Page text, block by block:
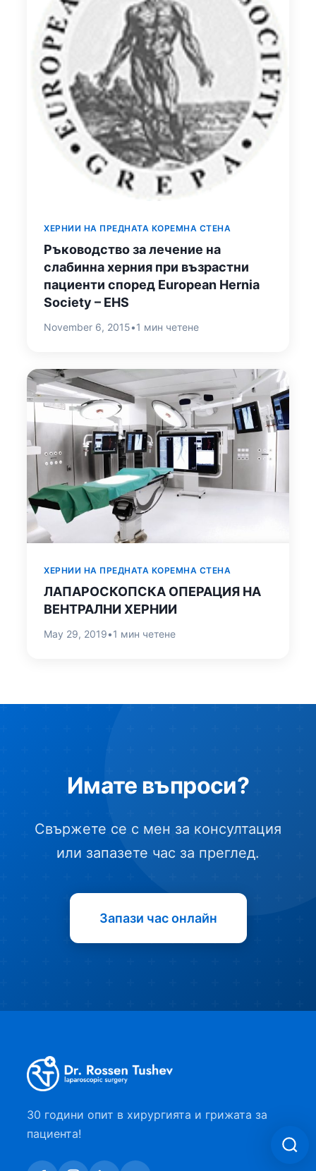
ХЕРНИИ НА ПРЕДНАТА КОРЕМНА СТЕНА
Ръководство за лечение на
слабинна херния при възрастни
пациенти според European Hernia
Society – EHS
November 6, 2015•1 мин четене
ХЕРНИИ НА ПРЕДНАТА КОРЕМНА СТЕНА
ЛАПАРОСКОПСКА ОПЕРАЦИЯ НА
ВЕНТРАЛНИ ХЕРНИИ
May 29, 2019•1 мин четене
Имате въпроси?
Свържете се с мен за консултация
или запазете час за преглед.
Запази час онлайн
30 години опит в хирургията и грижата за
пациента!